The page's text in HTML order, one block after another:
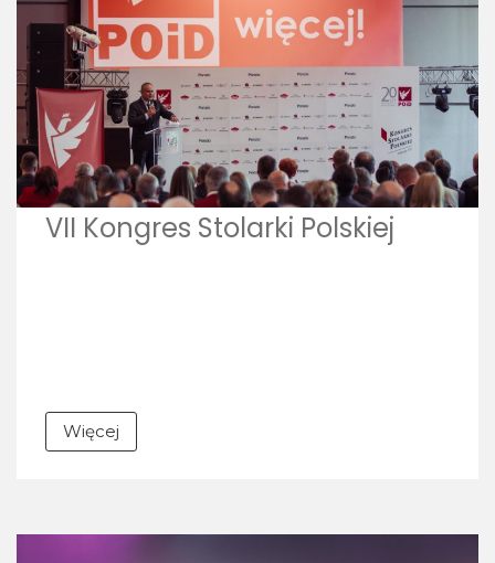
VII Kongres Stolarki Polskiej
Więcej